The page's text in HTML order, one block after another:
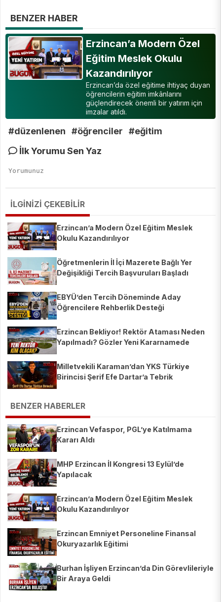
BENZER HABER
Erzincan’a Modern Özel
Eğitim Meslek Okulu
Kazandırılıyor
Erzincan’da özel eğitime ihtiyaç duyan
öğrencilerin eğitim imkânlarını
güçlendirecek önemli bir yatırım için
imzalar atıldı.
#düzenlenen #öğrenciler
#eğitim
İlk Yorumu Sen Yaz
İLGİNİZİ ÇEKEBİLİR
Erzincan’a Modern Özel Eğitim Meslek
Okulu Kazandırılıyor
Öğretmenlerin İl İçi Mazerete Bağlı Yer
Değişikliği Tercih Başvuruları Başladı
EBYÜ’den Tercih Döneminde Aday
Öğrencilere Rehberlik Desteği
Erzincan Bekliyor! Rektör Ataması Neden
Yapılmadı? Gözler Yeni Kararnamede
Milletvekili Karaman’dan YKS Türkiye
Birincisi Şerif Efe Dartar’a Tebrik
BENZER HABERLER
Erzincan Vefaspor, PGL’ye Katılmama
Kararı Aldı
MHP Erzincan İl Kongresi 13 Eylül’de
Yapılacak
Erzincan’a Modern Özel Eğitim Meslek
Okulu Kazandırılıyor
Erzincan Emniyet Personeline Finansal
Okuryazarlık Eğitimi
Burhan İşliyen Erzincan’da Din Görevlileriyle
Bir Araya Geldi